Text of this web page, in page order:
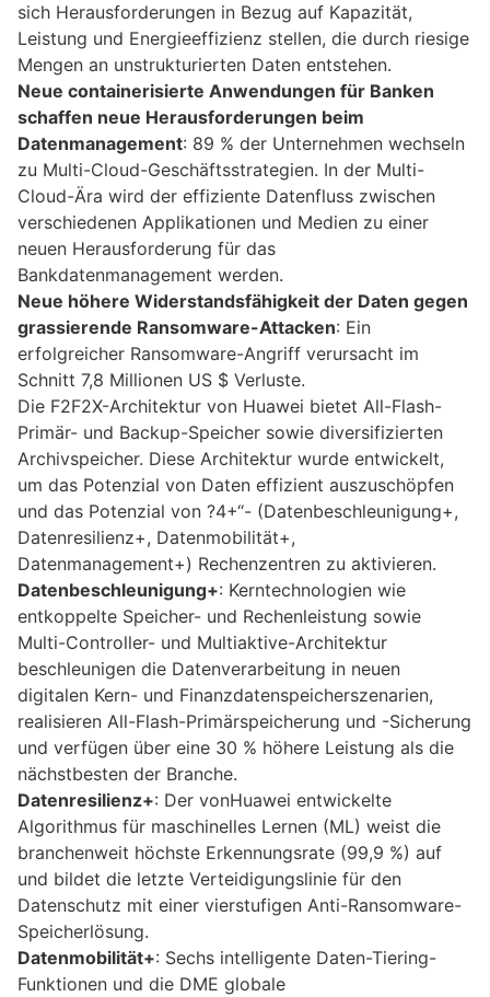
sich Herausforderungen in Bezug auf Kapazität,
Leistung und Energieeffizienz stellen, die durch riesige
Mengen an unstrukturierten Daten entstehen.
Neue containerisierte Anwendungen für Banken
schaffen neue Herausforderungen beim
Datenmanagement: 89 % der Unternehmen wechseln
zu Multi-Cloud-Geschäftsstrategien. In der Multi-
Cloud-Ära wird der effiziente Datenfluss zwischen
verschiedenen Applikationen und Medien zu einer
neuen Herausforderung für das
Bankdatenmanagement werden.
Neue höhere Widerstandsfähigkeit der Daten gegen
grassierende Ransomware-Attacken: Ein
erfolgreicher Ransomware-Angriff verursacht im
Schnitt 7,8 Millionen US $ Verluste.
Die F2F2X-Architektur von Huawei bietet All-Flash-
Primär- und Backup-Speicher sowie diversifizierten
Archivspeicher. Diese Architektur wurde entwickelt,
um das Potenzial von Daten effizient auszuschöpfen
und das Potenzial von ?4+“- (Datenbeschleunigung+,
Datenresilienz+, Datenmobilität+,
Datenmanagement+) Rechenzentren zu aktivieren.
Datenbeschleunigung+: Kerntechnologien wie
entkoppelte Speicher- und Rechenleistung sowie
Multi-Controller- und Multiaktive-Architektur
beschleunigen die Datenverarbeitung in neuen
digitalen Kern- und Finanzdatenspeicherszenarien,
realisieren All-Flash-Primärspeicherung und -Sicherung
und verfügen über eine 30 % höhere Leistung als die
nächstbesten der Branche.
Datenresilienz+: Der vonHuawei entwickelte
Algorithmus für maschinelles Lernen (ML) weist die
branchenweit höchste Erkennungsrate (99,9 %) auf
und bildet die letzte Verteidigungslinie für den
Datenschutz mit einer vierstufigen Anti-Ransomware-
Speicherlösung.
Datenmobilität+: Sechs intelligente Daten-Tiering-
Funktionen und die DME globale